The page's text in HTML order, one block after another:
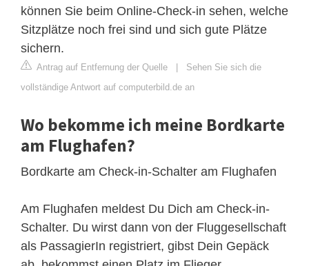
können Sie beim Online-Check-in sehen, welche
Sitzplätze noch frei sind und sich gute Plätze
sichern.
Antrag auf Entfernung der Quelle | Sehen Sie sich die
vollständige Antwort auf computerbild.de an
Wo bekomme ich meine Bordkarte
am Flughafen?
Bordkarte am Check-in-Schalter am Flughafen
Am Flughafen meldest Du Dich am Check-in-
Schalter. Du wirst dann von der Fluggesellschaft
als PassagierIn registriert, gibst Dein Gepäck